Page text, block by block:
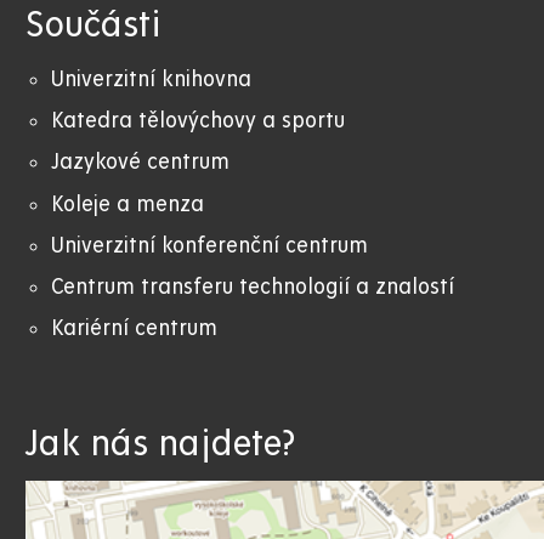
Součásti
Univerzitní knihovna
Katedra tělovýchovy a sportu
Jazykové centrum
Koleje a menza
Univerzitní konferenční centrum
Centrum transferu technologií a znalostí
Kariérní centrum
Jak nás najdete?